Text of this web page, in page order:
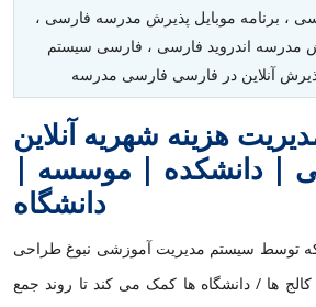
، برنامه موبایل پذیرش مدرسه فارسی ،
مدرسه اندروید فارسی ، فارسی سیستم
آنلاین در فارسی فارسی مدرسه
هزینه شهریه آنلاین
| دانشکده | موسسه |
دانشگاه
که توسط سیستم مدیریت آموزشی نبوغ طراحی
ها / دانشگاه ها کمک می کند تا روند جمع